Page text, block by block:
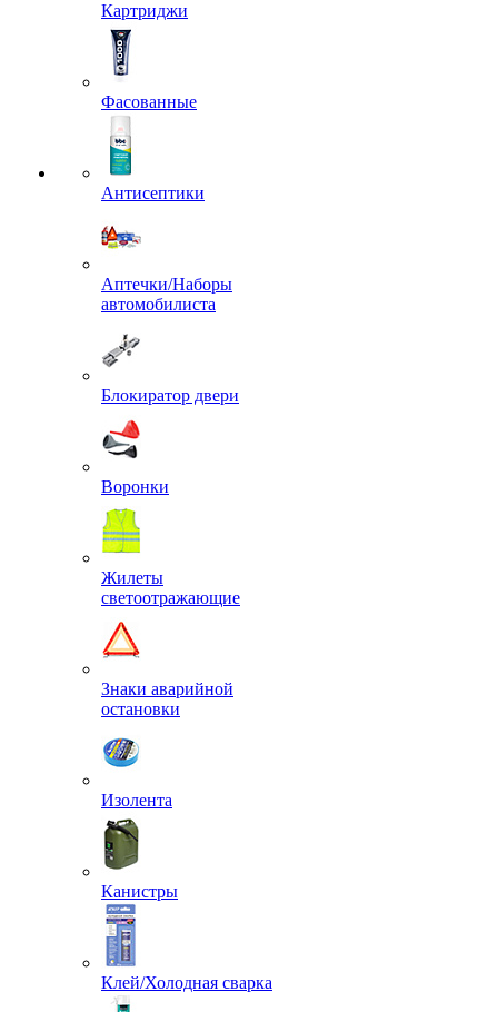
Картриджи
Фасованные
Антисептики
Аптечки/Наборы
автомобилиста
Блокиратор двери
Воронки
Жилеты
светоотражающие
Знаки аварийной
остановки
Изолента
Канистры
Клей/Холодная сварка